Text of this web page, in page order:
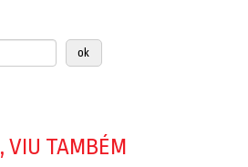
VIU TAMBÉM